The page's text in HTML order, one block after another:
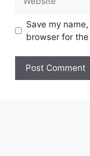
Save my
browser for